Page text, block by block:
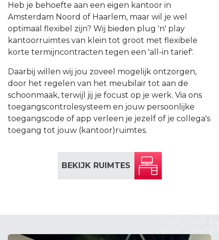
Heb je behoefte aan een eigen kantoor in
Amsterdam Noord of Haarlem, maar wil je wel
optimaal flexibel zijn? Wij bieden plug 'n' play
kantoorruimtes van klein tot groot met flexibele
korte termijncontracten tegen een 'all-in tarief'.
Daarbij willen wij jou zoveel mogelijk ontzorgen,
door het regelen van het meubilair tot aan de
schoonmaak, terwijl jij je focust op je werk. Via ons
toegangscontrolesysteem en jouw persoonlijke
toegangscode of app verleen je jezelf of je collega's
toegang tot jouw (kantoor)ruimtes.
BEKIJK RUIMTES